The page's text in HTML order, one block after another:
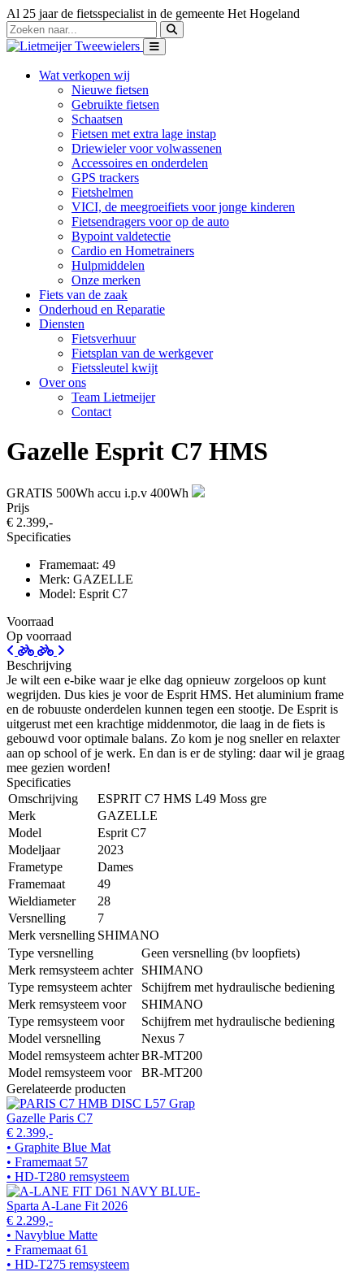
Al 25 jaar de fietsspecialist in de gemeente Het Hogeland
Wat verkopen wij
Nieuwe fietsen
Gebruikte fietsen
Schaatsen
Fietsen met extra lage instap
Driewieler voor volwassenen
Accessoires en onderdelen
GPS trackers
Fietshelmen
VICI, de meegroeifiets voor jonge kinderen
Fietsendragers voor op de auto
Bypoint valdetectie
Cardio en Hometrainers
Hulpmiddelen
Onze merken
Fiets van de zaak
Onderhoud en Reparatie
Diensten
Fietsverhuur
Fietsplan van de werkgever
Fietssleutel kwijt
Over ons
Team Lietmeijer
Contact
Gazelle Esprit C7 HMS
GRATIS 500Wh accu i.p.v 400Wh
Prijs
€ 2.399,-
Specificaties
Framemaat: 49
Merk: GAZELLE
Model: Esprit C7
Voorraad
Op voorraad
Beschrijving
Je wilt een e-bike waar je elke dag opnieuw zorgeloos op kunt
wegrijden. Dus kies je voor de Esprit HMS. Het aluminium frame
en de robuuste onderdelen kunnen tegen een stootje. De Esprit is
uitgerust met een krachtige middenmotor, die laag in de fiets is
gebouwd voor optimale balans. Zo kom je nog sneller en relaxter
aan op school of je werk. En dan is er de styling: daar wil je graag
mee gezien worden!
Specificaties
Omschrijving
ESPRIT C7 HMS L49 Moss gre
Merk
GAZELLE
Model
Esprit C7
Modeljaar
2023
Frametype
Dames
Framemaat
49
Wieldiameter
28
Versnelling
7
Merk versnelling SHIMANO
Type versnelling
Geen versnelling (bv loopfiets)
Merk remsysteem achter
SHIMANO
Type remsysteem achter
Schijfrem met hydraulische bediening
Merk remsysteem voor
SHIMANO
Type remsysteem voor
Schijfrem met hydraulische bediening
Model versnelling
Nexus 7
Model remsysteem achterBR-MT200
Model remsysteem voor
BR-MT200
Gerelateerde producten
Gazelle Paris C7
€ 2.399,-
• Graphite Blue Mat
• Framemaat 57
• HD-T280 remsysteem
Sparta A-Lane Fit 2026
€ 2.299,-
• Navyblue Matte
• Framemaat 61
• HD-T275 remsysteem